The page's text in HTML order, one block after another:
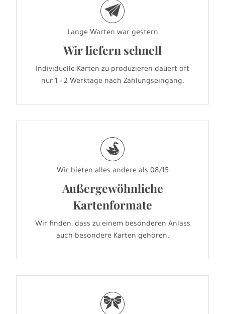
e
Lange Warten war gestern
Wir liefern schnell
Individuelle Karten zu produzieren dauert oft
nur 1 - 2 Werktage nach Zahlungseingang.
s
Wir bieten alles andere als 08/15
Außergewöhnliche
Kartenformate
Wir finden, dass zu einem besonderen Anlass
auch besondere Karten gehören.
r